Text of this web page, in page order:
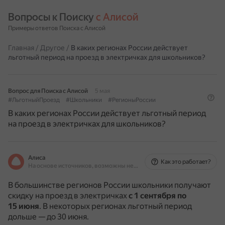
Вопросы к Поиску с Алисой
Примеры ответов Поиска с Алисой
Главная / Другое / В каких регионах России действует
льготный период на проезд в электричках для школьников?
Вопрос для Поиска с Алисой
5 мая
#ЛьготныйПроезд
#Школьники #РегионыРоссии
В каких регионах России действует льготный период
на проезд в электричках для школьников?
Алиса
На основе источников, возможны неточности
Как это работает?
В большинстве регионов России школьники получают
скидку на проезд в электричкахс 1 сентября по
15 июня. В некоторых регионах льготный период
дольше — до 30 июня.